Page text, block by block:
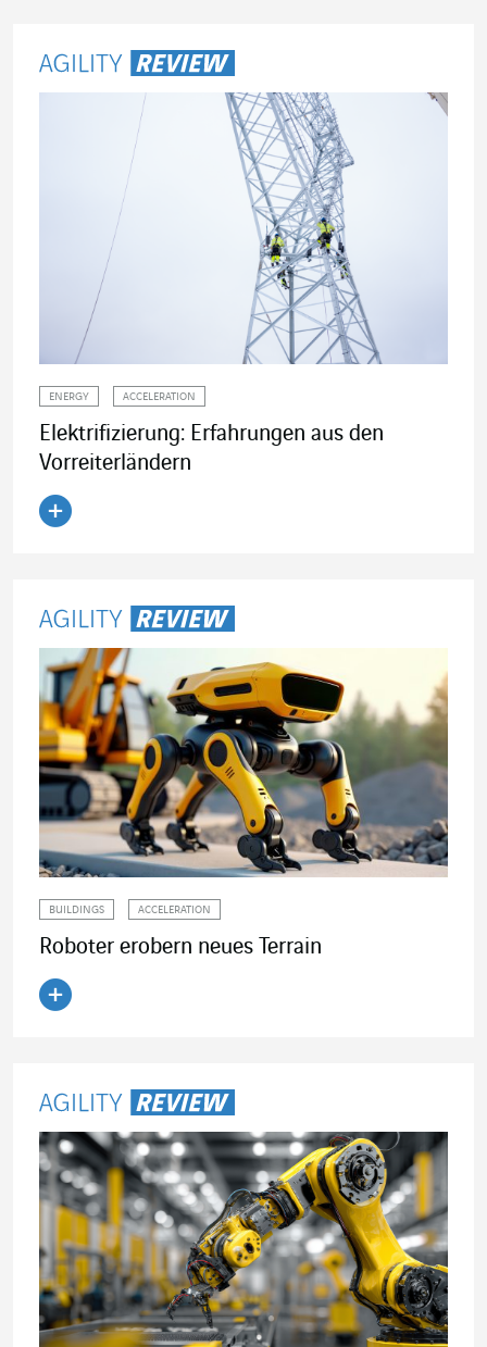
ENERGY ACCELERATION
Elektrifizierung: Erfahrungen aus den
Vorreiterländern
BUILDINGS ACCELERATION
Roboter erobern neues Terrain